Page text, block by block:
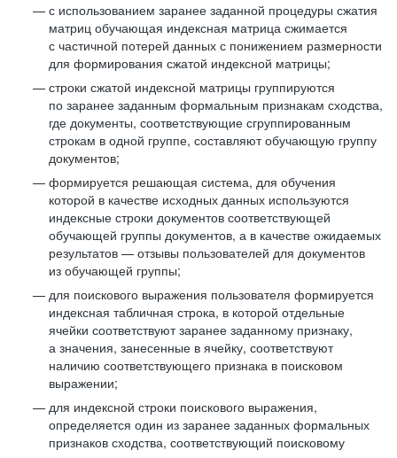
с использованием заранее заданной процедуры сжатия
матриц обучающая индексная матрица сжимается
с частичной потерей данных с понижением размерности
для формирования сжатой индексной матрицы;
строки сжатой индексной матрицы группируются
по заранее заданным формальным признакам сходства,
где документы, соответствующие сгруппированным
строкам в одной группе, составляют обучающую группу
документов;
формируется решающая система, для обучения
которой в качестве исходных данных используются
индексные строки документов соответствующей
обучающей группы документов, а в качестве ожидаемых
результатов — отзывы пользователей для документов
из обучающей группы;
для поискового выражения пользователя формируется
индексная табличная строка, в которой отдельные
ячейки соответствуют заранее заданному признаку,
а значения, занесенные в ячейку, соответствуют
наличию соответствующего признака в поисковом
выражении;
для индексной строки поискового выражения,
определяется один из заранее заданных формальных
признаков сходства, соответствующий поисковому